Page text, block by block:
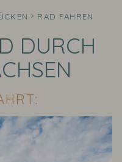
RAD FAHREN
DURCH